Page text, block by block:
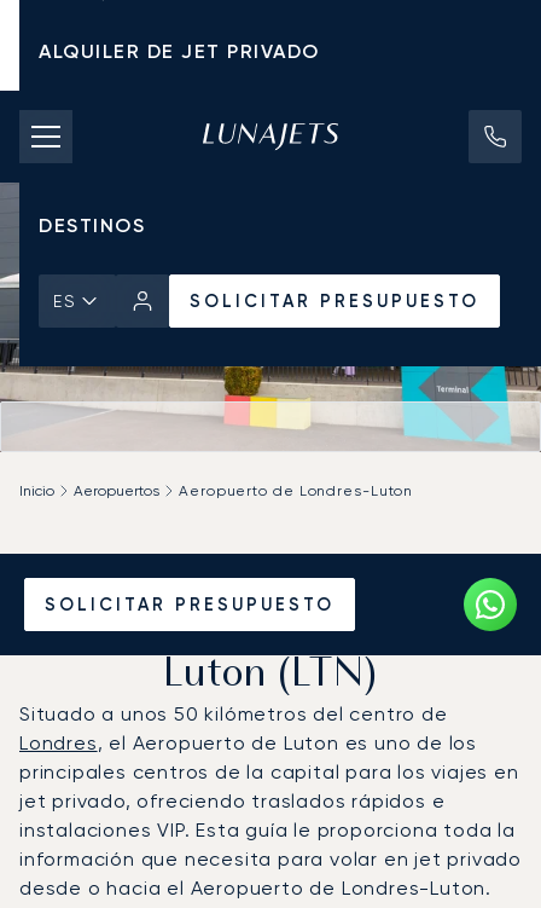
ALQUILER DE JET PRIVADO
TARIFAS DE CHÁRTER
JETS PRIVADOS
DESTINOS
ES SOLICITAR PRESUPUESTO
SOLICITAR PRESUPUESTO
Inicio Aeropuertos Aeropuerto de Londres-Luton
Vuele en Jet Privado al
Aeropuerto de Londres-
Luton (LTN)
Situado a unos 50 kilómetros del centro de
Londres, el Aeropuerto de Luton es uno de los
principales centros de la capital para los viajes en
jet privado, ofreciendo traslados rápidos e
instalaciones VIP. Esta guía le proporciona toda la
información que necesita para volar en jet privado
desde o hacia el Aeropuerto de Londres-Luton.